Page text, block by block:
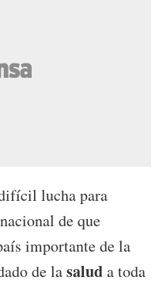
lucha para
de que
importante de la
de lasaluda toda